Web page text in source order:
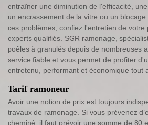
entraîner une diminution de l'efficacité,
un encrassement de la vitre ou un
ces problèmes, confiez l'entretien de votre
experts qualifiés. SGR ramonage,
poêles à granulés depuis de nombreuses
service fiable et vous permet de profiter
entretenu, performant et économique tout
Tarif ramoneur
Avoir une notion de prix est toujours
travaux de ramonage. Si vous prévenez
cheminé, il faut prévoir une somme de 80